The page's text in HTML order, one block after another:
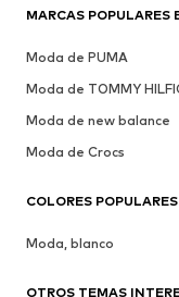
MARCAS POPULARES
Moda de PUMA
Moda de TOMMY
Moda de new balance
Moda de Crocs
COLORES
Moda, blanco
OTROS TEMAS